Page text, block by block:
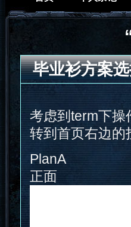
毕业衫方案
考虑到term下操
转到首页右边
PlanA
正面